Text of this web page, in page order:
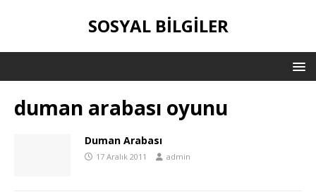
SOSYAL BILGILER
duman arabası oyunu
Duman Arabası
17 Aralık 2011 admin